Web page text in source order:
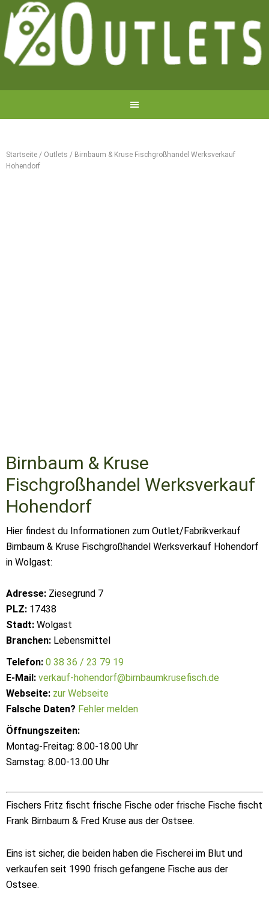
Startseite / Outlets / Birnbaum & Kruse Fischgroßhandel Werksverkauf
Hohendorf
Birnbaum & Kruse
Fischgroßhandel Werksverkauf
Hohendorf
Hier findest du Informationen zum Outlet/Fabrikverkauf
Birnbaum & Kruse Fischgroßhandel Werksverkauf Hohendorf
in Wolgast:
Adresse: Ziesegrund 7
PLZ: 17438
Stadt: Wolgast
Branchen: Lebensmittel
Telefon: 0 38 36 / 23 79 19
E-Mail: verkauf-hohendorf@birnbaumkrusefisch.de
Webseite: zur Webseite
Falsche Daten? Fehler melden
Öffnungszeiten:
Montag-Freitag: 8.00-18.00 Uhr
Samstag: 8.00-13.00 Uhr
Fischers Fritz fischt frische Fische oder frische Fische fischt
Frank Birnbaum & Fred Kruse aus der Ostsee.
Eins ist sicher, die beiden haben die Fischerei im Blut und
verkaufen seit 1990 frisch gefangene Fische aus der
Ostsee.